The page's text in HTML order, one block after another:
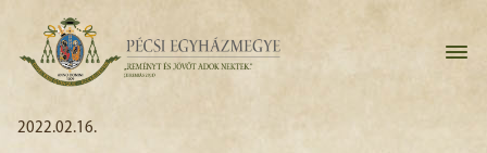
2022.02.16.